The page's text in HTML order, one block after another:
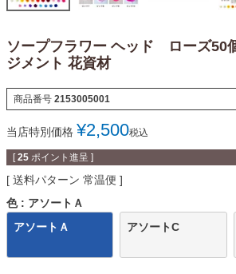
ソープフラワー ヘッド ローズ50
ジメント 花資材
商品番号 2153005001
当店特別価格 ¥2,500税込
[ 25 ポイント進呈 ]
送料パターン 常温便
色
アソートＡ
アソートＡ
アソートC